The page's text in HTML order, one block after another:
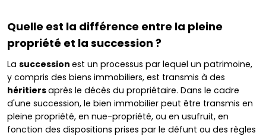
Quelle est la différence entre la pleine
propriété et la succession ?
La succession est un processus par lequel un patrimoine,
y compris des biens immobiliers, est transmis à des
héritiersaprès le décès du propriétaire. Dans le cadre
d'une succession, le bien immobilier peut être transmis en
pleine propriété, en nue-propriété, ou en usufruit, en
fonction des dispositions prises par le défunt ou des règles